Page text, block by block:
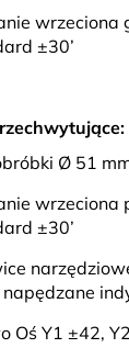
wrzeciona
±30’
Ø 51
wrzeciona
±30’
Oś Y1 ±42,